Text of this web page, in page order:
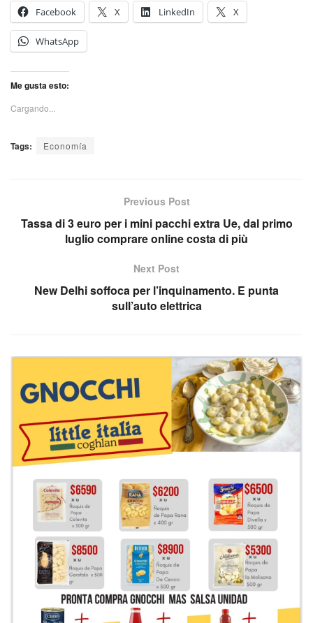
Facebook
X LinkedIn X
WhatsApp
Me gusta esto:
Cargando...
Tags: Economía
Previous Post
Tassa di 3 euro per i mini pacchi extra Ue, dal primo
luglio comprare online costa di più
Next Post
New Delhi soffoca per l’inquinamento. E punta
sull’auto elettrica